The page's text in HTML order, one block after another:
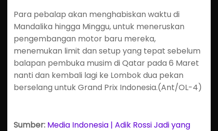
Para pebalap akan menghabiskan waktu di
Mandalika hingga Minggu, untuk meneruskan
pengembangan motor baru mereka,
menemukan limit dan setup yang tepat sebelum
balapan pembuka musim di Qatar pada 6 Maret
nanti dan kembali lagi ke Lombok dua pekan
berselang untuk Grand Prix Indonesia.(Ant/OL-4)
Sumber: Media Indonesia | Adik Rossi Jadi yang